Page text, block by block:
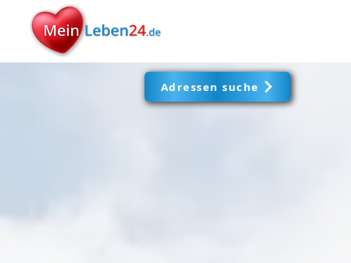
Adressen suche